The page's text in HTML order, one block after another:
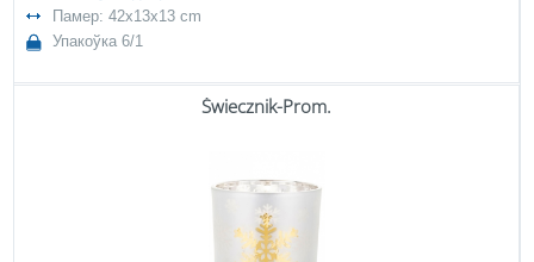
Памер: 42x13x13 cm
Упакоўка 6/1
Świecznik-Prom.